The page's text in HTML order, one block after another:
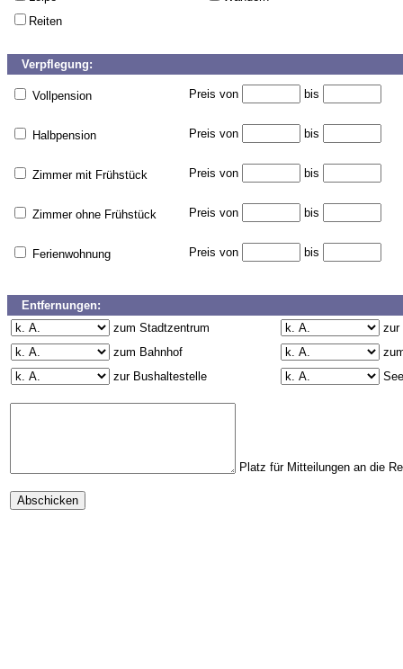
Reiten
Verpflegung:
Vollpension Preis von bis
Halbpension Preis von bis
Zimmer mit Frühstück Preis von bis
Zimmer ohne Frühstück Preis von bis
Ferienwohnung Preis von bis
Entfernungen:
zum Stadtzentrum
zur
zum Bahnhof
zur Bushaltestelle
See
Platz für Mitteilungen an die